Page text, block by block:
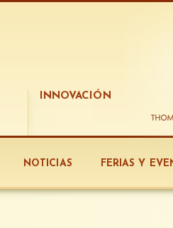
INNOVACIÓN
NOTICIAS FERIAS Y